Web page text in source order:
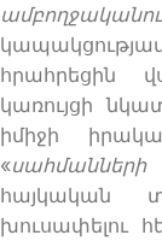
հրահրեցին
կառույցի
իմիջի
«
հայկական
խուսափելու